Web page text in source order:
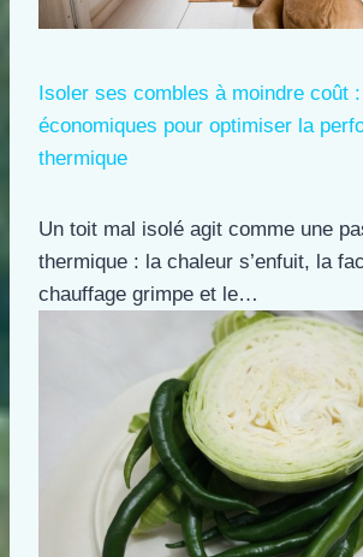
Isoler ses combles à moindre coût
économiques pour optimiser la
thermique
Un toit mal isolé agit comme une
thermique : la chaleur s’enfuit, la
chauffage grimpe et le…